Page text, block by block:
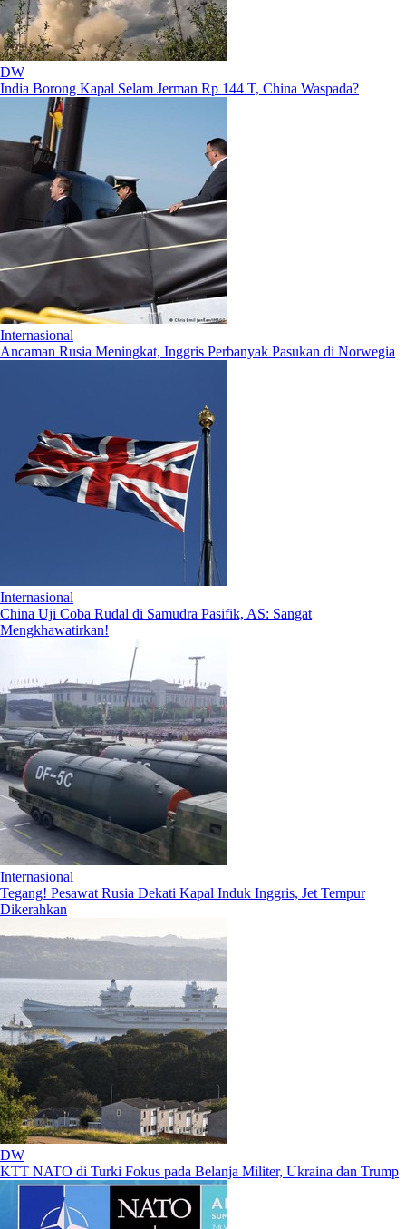
DW
India Borong Kapal Selam Jerman Rp 144 T, China Waspada?
Internasional
Ancaman Rusia Meningkat, Inggris Perbanyak Pasukan di Norwegia
Internasional
China Uji Coba Rudal di Samudra Pasifik, AS: Sangat
Mengkhawatirkan!
Internasional
Tegang! Pesawat Rusia Dekati Kapal Induk Inggris, Jet Tempur
Dikerahkan
DW
KTT NATO di Turki Fokus pada Belanja Militer, Ukraina dan Trump